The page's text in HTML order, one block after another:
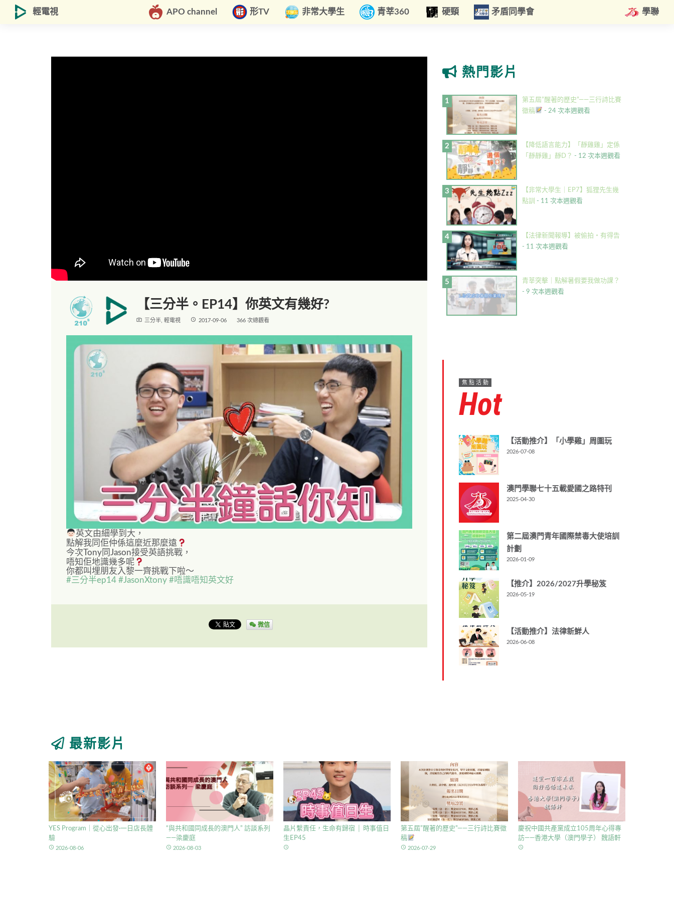
輕電視 APO channel 形TV 非常大學生 青莘360 硬頸 矛盾同學會 學聯
【三分半。EP14】你英文有幾好?
live_tv 三分半 輕電視 access_time 2017-09-06 366 次總觀看
英文由細學到大，
點解我同佢仲係這麼近那麼遠
今次Tony同Jason接受英語挑戰，
唔知佢地識幾多呢
你都叫埋朋友入黎一齊挑戰下啦～
#三分半ep14 #JasonXtony #唔識唔知英文好
微信
熱門影片
第五屆”醒著的歷史”——三行詩比賽
徵稿
- 24 次本週觀看
【降低語言能力】「靜雞雞」定係
「靜靜雞」靜D？ - 12 次本週觀看
【非常大學生｜EP7】狐狸先生幾
點訓 - 11 次本週觀看
【法律新聞報導】被偷拍・有得告
- 11 次本週觀看
青莘突擊｜點解暑假要我做功課？
- 9 次本週觀看
焦點活動
Hot
【活動推介】「小學雞」周圍玩
2026-07-08
澳門學聯七十五載愛國之路特刊
2025-04-30
第二屆澳門青年國際禁毒大使培訓
計劃
2026-01-09
【推介】2026/2027升學秘笈
2026-05-19
【活動推介】法律新鮮人
2026-06-08
最新影片
YES Program｜從心出發·一日店長體
驗
access_time 2026-08-06
“與共和國同成長的澳門人” 訪談系列
——梁慶庭
access_time 2026-08-03
晶片繫責任，生命有歸宿 │ 時事值日
生EP45
access_time
第五屆”醒著的歷史”——三行詩比賽徵
稿
access_time 2026-07-29
慶祝中國共產黨成立105周年心得專
訪——香港大學（澳門學子） 魏語軒
access_time